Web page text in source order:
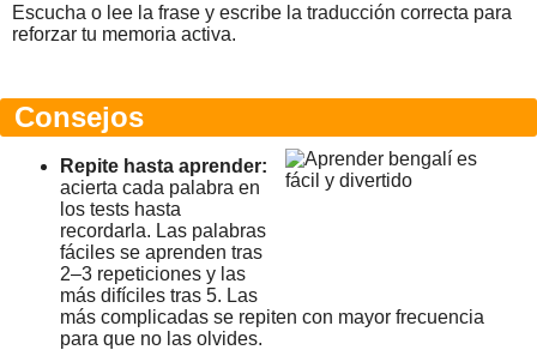
Escucha o lee la frase y escribe la traducción correcta para
reforzar tu memoria activa.
Consejos
Repite hasta aprender:
acierta cada palabra en
los tests hasta
recordarla. Las palabras
fáciles se aprenden tras
2–3 repeticiones y las
más difíciles tras 5. Las
más complicadas se repiten con mayor frecuencia
para que no las olvides.